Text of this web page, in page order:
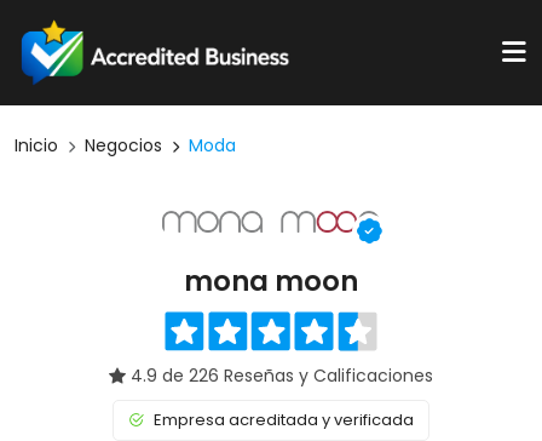
Inicio Negocios Moda
mona moon
4.9 de 226 Reseñas y Calificaciones
Empresa acreditada y verificada